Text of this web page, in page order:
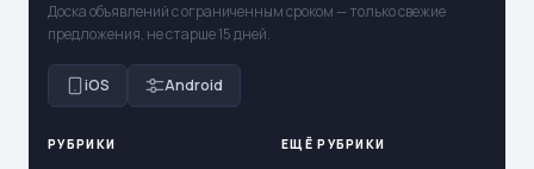
Доска объявлений с ограниченным сроком — только свежие
предложения, не старше 15 дней.
iOS Android
РУБРИКИ ЕЩЁ РУБРИКИ